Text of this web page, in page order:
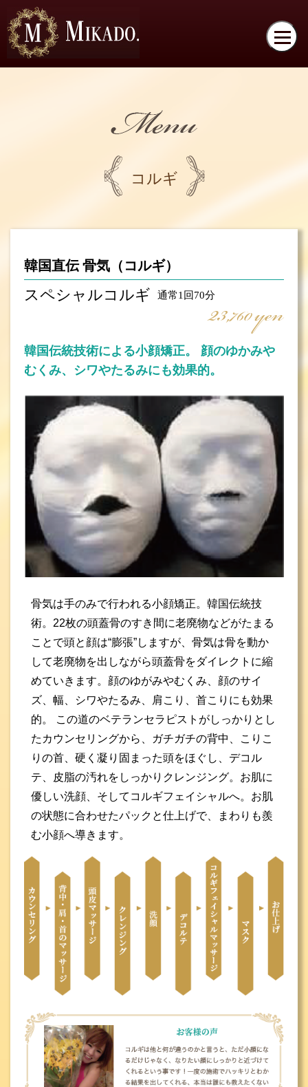
コルギ
韓国直伝 骨気（コルギ）
スペシャルコルギ 通常1回70分23,760yen
韓国伝統技術による小顔矯正。 顔のゆかみや
むくみ、シワやたるみにも効果的。
骨気は手のみで行われる小顔矯正。韓国伝統技
術。22枚の頭蓋骨のすき間に老廃物などがたまる
ことで頭と顔は“膨張”しますが、骨気は骨を動か
して老廃物を出しながら頭蓋骨をダイレクトに縮
めていきます。顔のゆがみやむくみ、顔のサイ
ズ、幅、シワやたるみ、肩こり、首こりにも効果
的。 この道のベテランセラピストがしっかりとし
たカウンセリングから、ガチガチの背中、こりこ
りの首、硬く凝り固まった頭をほぐし、デコル
テ、皮脂の汚れをしっかりクレンジング。お肌に
優しい洗顔、そしてコルギフェイシャルへ。お肌
の状態に合わせたパックと仕上げで、まわりも羨
む小顔へ導きます。